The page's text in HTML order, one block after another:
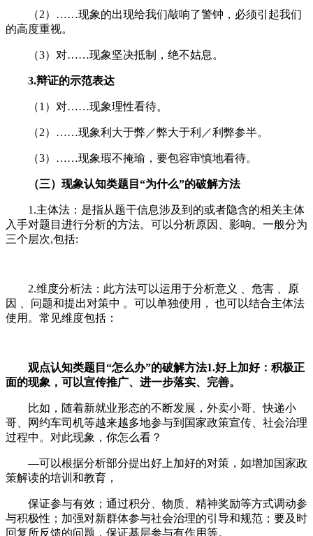
（2）……现象的出现给我们敲响了警钟，必须引起我们
的高度重视。
（3）对……现象坚决抵制，绝不姑息。
3.辩证的示范表达
（1）对……现象理性看待。
（2）……现象利大于弊／弊大于利／利弊参半。
（3）……现象瑕不掩瑜，要包容审慎地看待。
（三） 现象认知类题目“为什么”的破解方法
1.主体法：是指从题干信息涉及到的或者隐含的相关主体
入手对题目进行分析的方法。可以分析原因、影响。一般分为
三个层次,包括:
2.维度分析法：此方法可以运用于分析意义 、危害 、原
因 、问题和提出对策中 。可以单独使用， 也可以结合主体法
使用。常见维度包括：
观点认知类题目“怎么办”的破解方法1.好上加好：积极正
面的现象，可以宣传推广、进一步落实、完善。
比如，随着新就业形态的不断发展，外卖小哥、快递小
哥、网约车司机等越来越多地参与到国家政策宣传、社会治理
过程中。对此现象，你怎么看？
—可以根据分析部分提出好上加好的对策，如增加国家政
策解读的培训和教育，
保证参与有效；通过积分、物质、精神奖励等方式调动参
与积极性；加强对新群体参与社会治理的引导和规范；要及时
回复所反馈的问题，保证基层参与有作用等。